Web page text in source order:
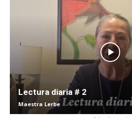
Lectura diaria # 2
Maestra Lerbe